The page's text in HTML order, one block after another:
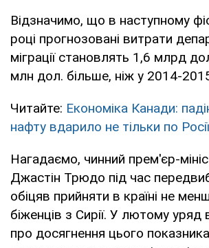
Відзначимо, що в наступному
році прогнозовані витрати
міграції становлять 1,6 млрд
млн дол. більше, ніж у 2014-
Читайте: Економіка Канади:
нафту вдарило не тільки по Росії
Нагадаємо, чинний прем'єр-
Джастін Трюдо під час
обіцяв прийняти в країні не
біженців з Сирії. У лютому уряд
про досягнення цього